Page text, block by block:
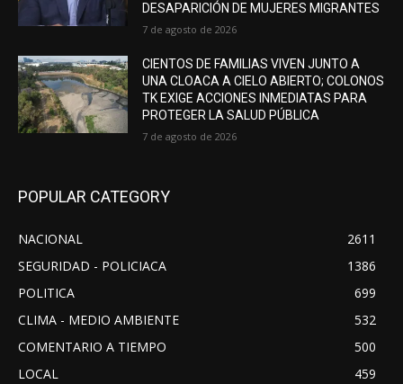
DESAPARICIÓN DE MUJERES MIGRANTES
7 de agosto de 2026
CIENTOS DE FAMILIAS VIVEN JUNTO A
UNA CLOACA A CIELO ABIERTO; COLONOS
TK EXIGE ACCIONES INMEDIATAS PARA
PROTEGER LA SALUD PÚBLICA
7 de agosto de 2026
POPULAR CATEGORY
NACIONAL
2611
SEGURIDAD - POLICIACA
1386
POLITICA
699
CLIMA - MEDIO AMBIENTE
532
COMENTARIO A TIEMPO
500
LOCAL
459